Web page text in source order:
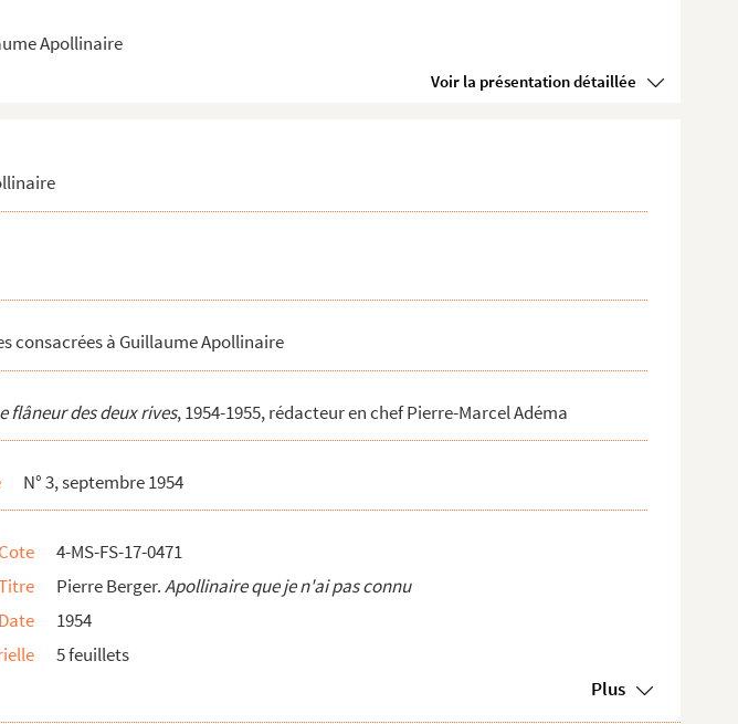
Apollinaire
Voir la présentation détaillée
consacrées à Guillaume Apollinaire
flâneur des deux rives, 1954-1955, rédacteur en chef Pierre-Marcel Adéma
N° 3, septembre 1954
Cote
4-MS-FS-17-0471
Pierre Berger.Apollinaire que je n'ai pas connu
Date
1954
5 feuillets
Plus